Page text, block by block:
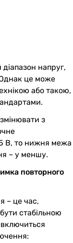
напруг,
це може
або такою,
з
В, то нижня межа
– у меншу.
повторного
– це час,
стабільною